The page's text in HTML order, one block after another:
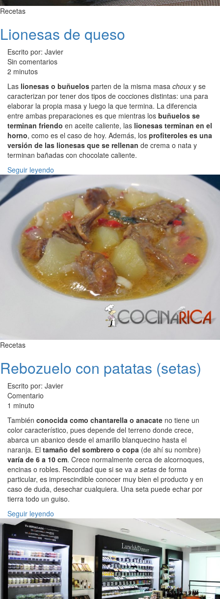
Recetas
Lionesas de queso
Escrito por: Javier
Sin comentarios
2 minutos
Las lionesas o buñuelos parten de la misma masa chouxy se
caracterizan por tener dos tipos de cocciones distintas: una para
elaborar la propia masa y luego la que termina. La diferencia
entre ambas preparaciones es que mientras los buñuelos se
terminan friendo en aceite caliente, las lionesas terminan en el
horno, como es el caso de hoy. Además, los profiteroles es una
versión de las lionesas que se rellenan de crema o nata y
terminan bañadas con chocolate caliente.
Seguir leyendo
Recetas
Rebozuelo con patatas (setas)
Escrito por: Javier
Comentario
1 minuto
También conocida como chantarella o anacate no tiene un
color característico, pues depende del terreno donde crece,
abarca un abanico desde el amarillo blanquecino hasta el
naranja. El tamaño del sombrero o copa (de ahí su nombre)
varía de 6 a 10 cm. Crece normalmente cerca de alcornoques,
encinas o robles. Recordad que si se va a setas de forma
particular, es imprescindible conocer muy bien el producto y en
caso de duda, desechar cualquiera. Una seta puede echar por
tierra todo un guiso.
Seguir leyendo